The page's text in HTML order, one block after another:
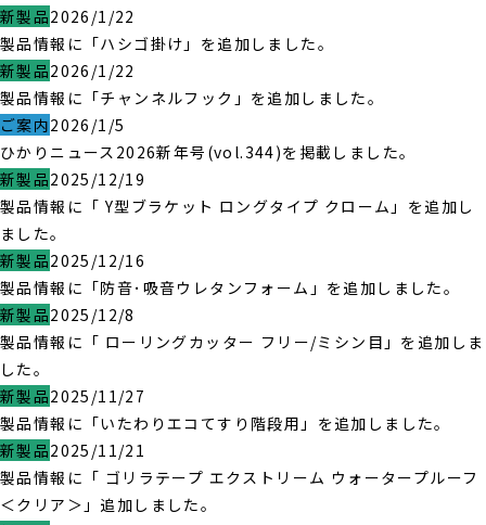
新製品2026/1/22
製品情報に「ハシゴ掛け」を追加しました。
新製品2026/1/22
製品情報に「チャンネルフック」を追加しました。
ご案内2026/1/5
ひかりニュース2026新年号(vol.344)を掲載しました。
新製品2025/12/19
製品情報に「 Y型ブラケット ロングタイプ クローム」を追加し
ました。
新製品2025/12/16
製品情報に「防音･吸音ウレタンフォーム」を追加しました。
新製品2025/12/8
製品情報に「 ローリングカッター フリー/ミシン目」を追加しま
した。
新製品2025/11/27
製品情報に「いたわりエコてすり階段用」を追加しました。
新製品2025/11/21
製品情報に「 ゴリラテープ エクストリーム ウォータープルーフ
＜クリア＞」追加しました。